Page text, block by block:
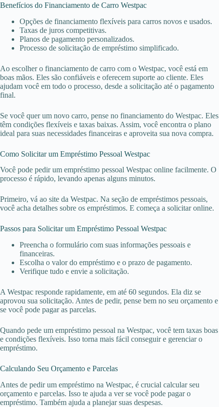
Benefícios do Financiamento de Carro Westpac
Opções de financiamento flexíveis para carros novos e usados.
Taxas de juros competitivas.
Planos de pagamento personalizados.
Processo de solicitação de empréstimo simplificado.
Ao escolher o financiamento de carro com o Westpac, você está em
boas mãos. Eles são confiáveis e oferecem suporte ao cliente. Eles
ajudam você em todo o processo, desde a solicitação até o pagamento
final.
Se você quer um novo carro, pense no financiamento do Westpac. Eles
têm condições flexíveis e taxas baixas. Assim, você encontra o plano
ideal para suas necessidades financeiras e aproveita sua nova compra.
Como Solicitar um Empréstimo Pessoal Westpac
Você pode pedir um empréstimo pessoal Westpac online facilmente. O
processo é rápido, levando apenas alguns minutos.
Primeiro, vá ao site da Westpac. Na seção de empréstimos pessoais,
você acha detalhes sobre os empréstimos. E começa a solicitar online.
Passos para Solicitar um Empréstimo Pessoal Westpac
Preencha o formulário com suas informações pessoais e
financeiras.
Escolha o valor do empréstimo e o prazo de pagamento.
Verifique tudo e envie a solicitação.
A Westpac responde rapidamente, em até 60 segundos. Ela diz se
aprovou sua solicitação. Antes de pedir, pense bem no seu orçamento e
se você pode pagar as parcelas.
Quando pede um empréstimo pessoal na Westpac, você tem taxas boas
e condições flexíveis. Isso torna mais fácil conseguir e gerenciar o
empréstimo.
Calculando Seu Orçamento e Parcelas
Antes de pedir um empréstimo na Westpac, é crucial calcular seu
orçamento e parcelas. Isso te ajuda a ver se você pode pagar o
empréstimo. Também ajuda a planejar suas despesas.